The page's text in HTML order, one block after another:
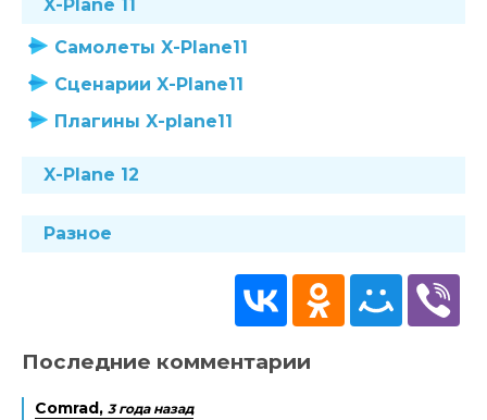
X-Plane 11
Самолеты X-Plane11
Сценарии X-Plane11
Плагины X-plane11
X-Plane 12
Разное
Последние комментарии
Comrad, 3 года назад